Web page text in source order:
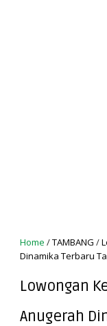
Home /TAMBANG /
Dinamika Terbaru
Lowongan
Anugerah